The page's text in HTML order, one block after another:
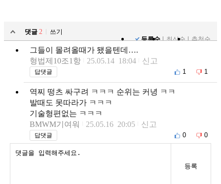
댓글 2
쓰기
등록순
최신순 추천순
그들이 몰려올때가 됐을텐데….
형법제10조1항
25.05.14 18:04 신고
답댓글 1 1
역찌 떵츠 싸구려 ㅋㅋㅋ 순위는 커녕 ㅋㅋ
발때도 못따라가 ㅋㅋㅋ
기술형편없는 ㅋㅋㅋ
BMWM기여워
25.05.16 20:05 신고
답댓글 0 0
등록